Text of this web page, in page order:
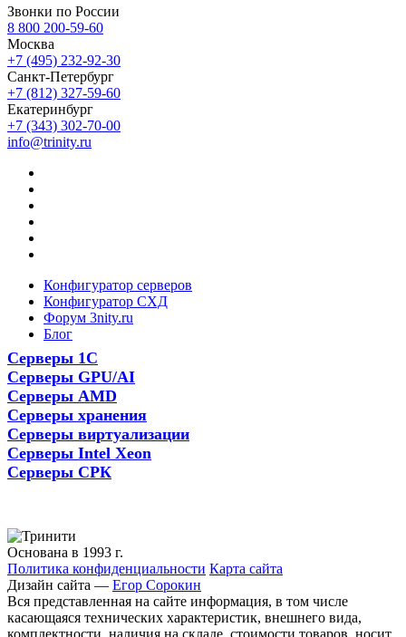
Звонки по России
8 800 200-59-60
Москва
+7 (495) 232-92-30
Санкт-Петербург
+7 (812) 327-59-60
Екатеринбург
+7 (343) 302-70-00
info@trinity.ru
Конфигуратор серверов
Конфигуратор СХД
Форум 3nity.ru
Блог
Серверы 1С
Серверы GPU/AI
Серверы AMD
Серверы хранения
Серверы виртуализации
Серверы Intel Xeon
Серверы СРК
Основана в 1993 г.
Политика конфиденциальности Карта сайта
Дизайн сайта — Егор Сорокин
Вся представленная на сайте информация, в том числе
касающаяся технических характеристик, внешнего вида,
комплектности, наличия на складе, стоимости товаров, носит